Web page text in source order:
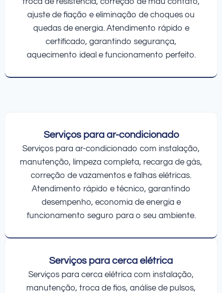
ajuste de fiação e eliminação de choques ou
quedas de energia. Atendimento rápido e
certificado, garantindo segurança,
aquecimento ideal e funcionamento perfeito.
Serviços para ar-condicionado
Serviços para ar-condicionado com instalação,
manutenção, limpeza completa, recarga de gás,
correção de vazamentos e falhas elétricas.
Atendimento rápido e técnico, garantindo
desempenho, economia de energia e
funcionamento seguro para o seu ambiente.
Serviços para cerca elétrica
Serviços para cerca elétrica com instalação,
manutenção, troca de fios, análise de pulsos,